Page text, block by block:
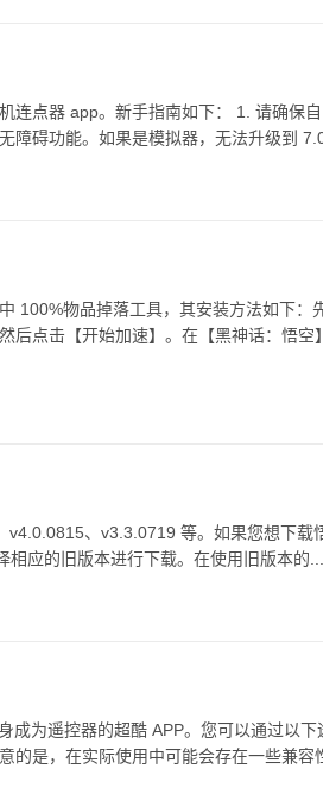
连点器 app。新手指南如下： 1. 请确保
障碍功能。如果是模拟器，无法升级到 7.0
100%物品掉落工具，其安装方法如下：
后点击【开始加速】。在【黑神话：悟空
、v3.3.0719 等。如果您想下载
应的旧版本进行下载。在使用旧版本的...
成为遥控器的超酷 APP。您可以通过以
的是，在实际使用中可能会存在一些兼容